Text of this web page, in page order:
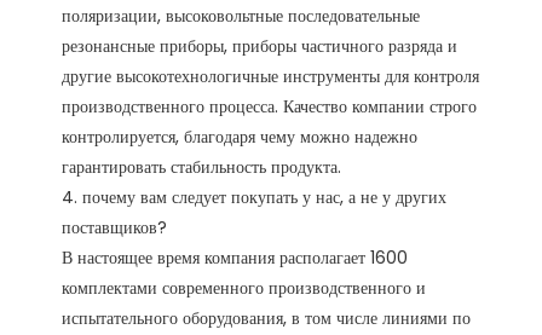
поляризации, высоковольтные последовательные
резонансные приборы, приборы частичного разряда и
другие высокотехнологичные инструменты для контроля
производственного процесса. Качество компании строго
контролируется, благодаря чему можно надежно
гарантировать стабильность продукта.
4. почему вам следует покупать у нас, а не у других
поставщиков?
В настоящее время компания располагает 1600
комплектами современного производственного и
испытательного оборудования, в том числе линиями по